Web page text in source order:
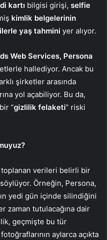
kartı bilgisi girişi, selfie
kimlik belgelerinin
yaş tahmini yer alıyor.
Web Services, Persona
hallediyor. Ancak bu
şirketler arasında
yol açabiliyor. Bu da,
“gizlilik felaketi” riski
toplanan verileri belirli bir
Örneğin, Persona,
yedi gün içinde silindiğini
zaman tutulacağına dair
geçmişte bu tür
aylarca açıkta